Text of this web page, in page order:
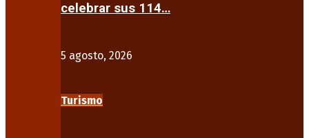
celebrar sus 114…
5 agosto, 2026
Turismo